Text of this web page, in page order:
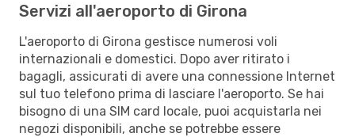
Servizi all'aeroporto di Girona
L'aeroporto di Girona gestisce numerosi voli
internazionali e domestici. Dopo aver ritirato i
bagagli, assicurati di avere una connessione Internet
sul tuo telefono prima di lasciare l'aeroporto. Se hai
bisogno di una SIM card locale, puoi acquistarla nei
negozi disponibili, anche se potrebbe essere